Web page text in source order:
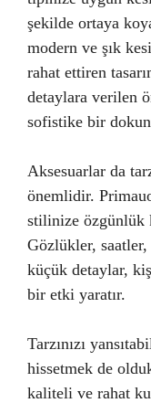
şekilde ortaya
modern ve şık
rahat ettiren
detaylara verilen
sofistike bir
Aksesuarlar da
önemlidir.
stilinize özgünlük
Gözlükler,
küçük detaylar,
bir etki yaratır.
Tarzınızı
hissetmek de
kaliteli ve rahat